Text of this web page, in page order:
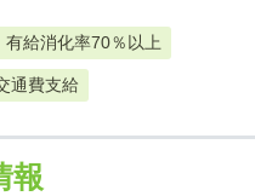
有給消化率70％以上
通費支給
報